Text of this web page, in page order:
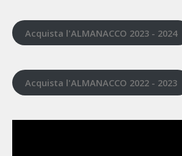
Acquista l'ALMANACCO 2023 - 2024
Acquista l'ALMANACCO 2022 - 2023